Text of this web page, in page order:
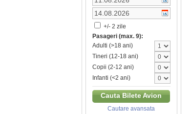
+/- 2 zile
Pasageri (max. 9):
Adulti (>18 ani)
Tineri (12-18 ani)
Copii (2-12 ani)
Infanti (<2 ani)
Cauta Bilete Avion
Cautare avansata